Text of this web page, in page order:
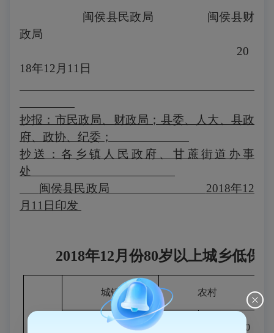
闽侯县民政局
闽侯县财
政局
20
18年12 月 11 日
抄报：市民政局、财政局；县委、人大、县政
府、政协、纪委；
抄送：各乡镇人民政府、甘蔗街道办事
处
闽侯县民政局
2018年12
月11 日 印发
2018年12月份80岁以上城乡低保
城镇 农村
金额 100 100